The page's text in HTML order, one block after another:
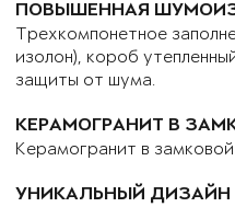
ПОВЫШЕННАЯ
Трехкомпонетное
изолон), короб
защиты от шума.
КЕРАМОГРАНИТ В
Керамогранит в
УНИКАЛЬНЫЙ ДИЗАЙН